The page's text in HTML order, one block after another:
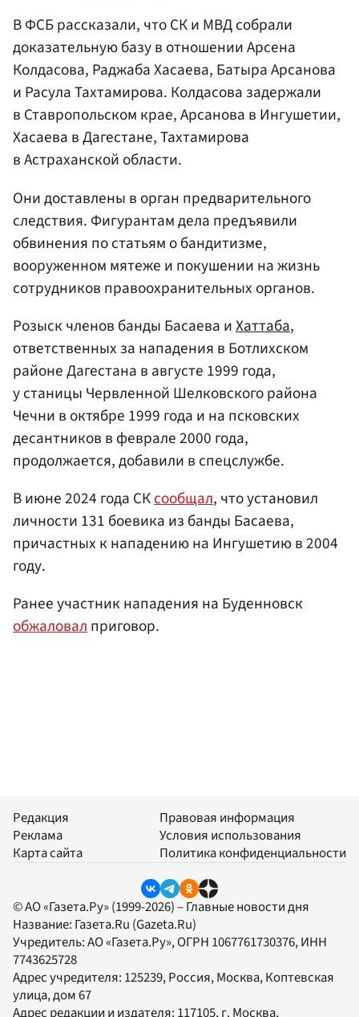
В ФСБ рассказали, что СК и МВД собрали
доказательную базу в отношении Арсена
Колдасова, Раджаба Хасаева, Батыра Арсанова
и Расула Тахтамирова. Колдасова задержали
в Ставропольском крае, Арсанова в Ингушетии,
Хасаева в Дагестане, Тахтамирова
в Астраханской области.
Они доставлены в орган предварительного
следствия. Фигурантам дела предъявили
обвинения по статьям о бандитизме,
вооруженном мятеже и покушении на жизнь
сотрудников правоохранительных органов.
Розыск членов банды Басаева иХаттаба,
ответственных за нападения в Ботлихском
районе Дагестана в августе 1999 года,
у станицы Червленной Шелковского района
Чечни в октябре 1999 года и на псковских
десантников в феврале 2000 года,
продолжается, добавили в спецслужбе.
В июне 2024 года СКсообщал, что установил
личности 131 боевика из банды Басаева,
причастных к нападению на Ингушетию в 2004
году.
Ранее участник нападения на Буденновск
обжаловалприговор.
Редакция
Реклама
Карта сайта
Правовая информация
Условия использования
Политика конфиденциальности
© АО «Газета.Ру» (1999-2026) – Главные новости дня
Название: Газета.Ru (Gazeta.Ru)
Учредитель:АО «Газета.Ру», ОГРН 1067761730376, ИНН
7743625728
Адрес учредителя: 125239, Россия, Москва, Коптевская
улица, дом 67
Адрес редакции и издателя: 117105, г. Москва,